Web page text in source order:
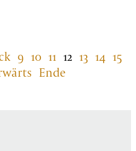
9 10 11 12 13 14 15
Ende